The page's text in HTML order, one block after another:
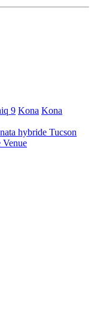
9 Kona Kona
hybride Tucson
Venue